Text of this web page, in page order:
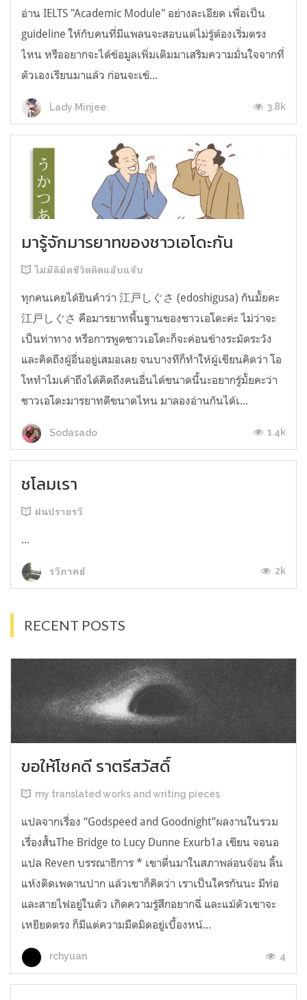
อ่าน IELTS "Academic Module" อย่างละเอียด เพื่อเป็น
guideline ให้กับคนที่มีแพลนจะสอบแต่ไม่รู้ต้องเริ่มตรง
ไหน หรืออยากจะได้ข้อมูลเพิ่มเติมมาเสริมความมั่นใจจากที่
ตัวเองเรียนมาแล้ว ก่อนจะเข้...
Lady Minjee 3.8k
มารู้จักมารยาทของชาวเอโดะกัน
ไม่มีลิมิตชีวิตติดแอ๊บแจ๊บ
ทุกคนเคยได้ยินคำว่า 江戸しぐさ (edoshigusa) กันมั้ยคะ
江戸しぐさ คือมารยาทพื้นฐานของชาวเอโดะค่ะ ไม่ว่าจะ
เป็นท่าทาง หรือการพูดชาวเอโดะก็จะค่อนข้างระมัดระวัง
และคิดถึงผู้อื่นอยู่เสมอเลย จนบางทีก็ทำให้ผู้เขียนคิดว่า โอ
โหทำไมเค้าถึงได้คิดถึงคนอื่นได้ขนาดนี้นะอยากรู้มั้ยคะว่า
ชาวเอโดะมารยาทดีขนาดไหน มาลองอ่านกันได้เ...
Sodasado 1.4k
ชโลมเรา
ฝนปรายรวี
...
รวีภาคย์ 2k
RECENT POSTS
ขอให้โชคดี ราตรีสวัสดิ์
my translated works and writing pieces
แปลจากเรื่อง “Godspeed and Goodnight”ผลงานในรวม
เรื่องสั้นThe Bridge to Lucy Dunne Exurb1a เขียน จอนอ
แปล Reven บรรณาธิการ * เขาตื่นมาในสภาพล่อนจ้อน ลิ้น
แห้งติดเพดานปาก แล้วเขาก็คิดว่า เราเป็นใครกันนะ มีท่อ
และสายไฟอยู่ในตัว เกิดความรู้สึกอยากฉี่ และแม้ตัวเขาจะ
เหยียดตรง ก็มีแต่ความมืดมิดอยู่เบื้องหน้...
rchyuan 4